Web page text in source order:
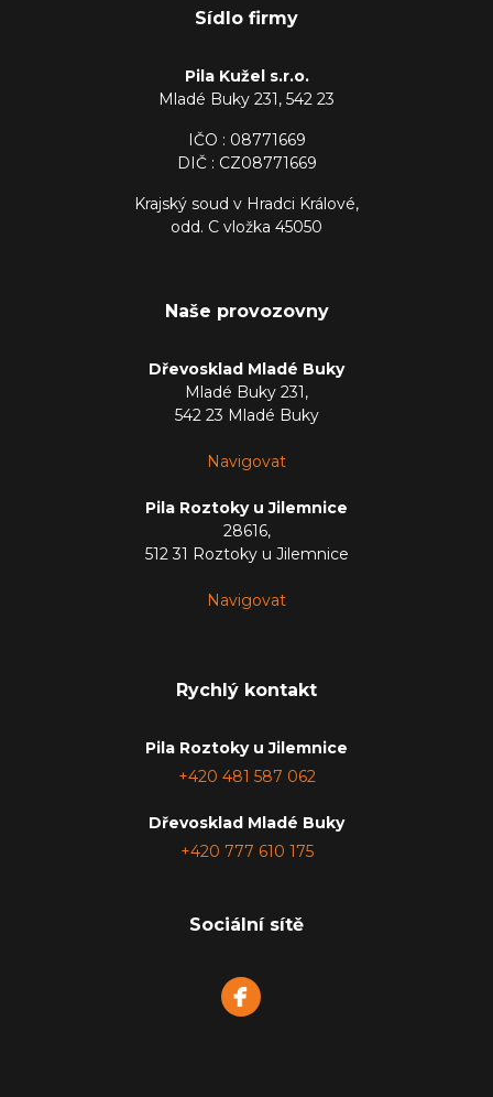
Sídlo firmy
Pila Kužel s.r.o.
Mladé Buky 231, 542 23
IČO : 08771669
DIČ : CZ08771669
Krajský soud v Hradci Králové,
odd. C vložka 45050
Naše provozovny
Dřevosklad Mladé Buky
Mladé Buky 231,
542 23 Mladé Buky
Navigovat
Pila Roztoky u Jilemnice
28616,
512 31 Roztoky u Jilemnice
Navigovat
Rychlý kontakt
Pila Roztoky u Jilemnice
+420 481 587 062
Dřevosklad Mladé Buky
+420 777 610 175
Sociální sítě